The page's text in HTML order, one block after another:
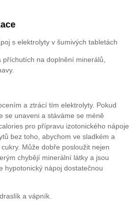
s elektrolyty v šumivých tabletách
na doplnění minerálů,
a ztrácí tím elektrolyty. Pokud
se unaveni a stáváme se méně
pro přípravu izotonického nápoje
bez toho, abychom ve sladkém a
Může dobře posloužit nejen
chybějí minerální látky a jsou
hypotonický nápoj dostatečnou
a vápník.